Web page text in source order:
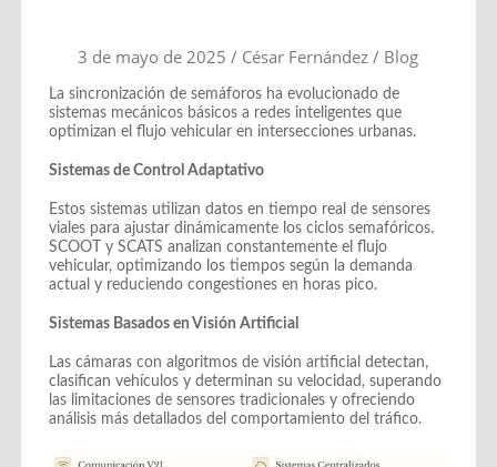
3 de mayo de 2025 / César Fernández / Blog
La sincronización de semáforos ha evolucionado de
sistemas mecánicos básicos a redes inteligentes que
optimizan el flujo vehicular en intersecciones urbanas.
Sistemas de Control Adaptativo
Estos sistemas utilizan datos en tiempo real de sensores
viales para ajustar dinámicamente los ciclos semafóricos.
SCOOT y SCATS analizan constantemente el flujo
vehicular, optimizando los tiempos según la demanda
actual y reduciendo congestiones en horas pico.
Sistemas Basados en Visión Artificial
Las cámaras con algoritmos de visión artificial detectan,
clasifican vehículos y determinan su velocidad, superando
las limitaciones de sensores tradicionales y ofreciendo
análisis más detallados del comportamiento del tráfico.